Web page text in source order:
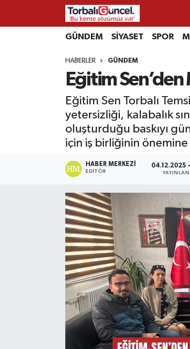
GÜNDEM SİYASET SPOR
HABERLER GÜNDEM
Eğitim
Eğitim Sen Torbalı
yetersizliği, kalabalık
oluşturduğu baskıyı
için iş birliğinin
HABER MERKEZI
EDITÖR
04.12.2025
İzmir Nöbetçi Eczaneler
İzmir Hava Durumu
İzmir Namaz Vakitleri
İzmir Trafik Yoğunluk Haritası
Süper Lig Puan Durumu ve Fikstür
Tüm Manşetler
Haber Arşivi